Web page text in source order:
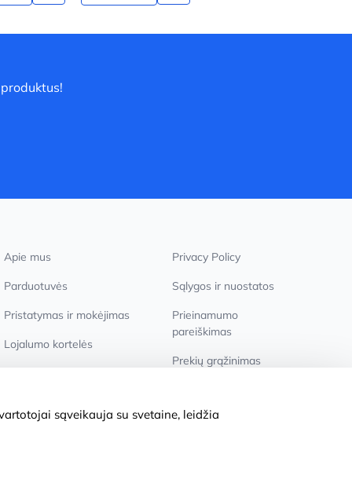
Apie mus
Parduotuvės
Pristatymas ir mokėjimas
Lojalumo kortelės
Privacy Policy
Sąlygos ir nuostatos
Prieinamumo
pareiškimas
Prekių grąžinimas
sąveikauja su svetaine, leidžia